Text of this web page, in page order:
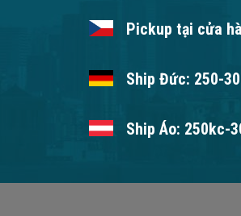
Pickup tại cửa
Ship Đức: 250-
Ship Áo: 250kc-